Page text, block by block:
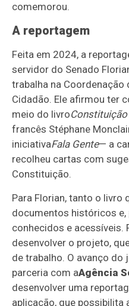
comemorou.
A reportagem
Feita em 2024, a
servidor do Senado
trabalha na
Cidadão. Ele afirmou ter
meio do livro
francês Stéphane
iniciativaFala Gente— a
recolheu cartas com
Constituição.
Para Florian, tanto o livro
documentos históricos e,
conhecidos e acessíveis.
desenvolver o projeto,
de trabalho. O avanço
parceria com aAgência
desenvolver uma
aplicação, que possibilita